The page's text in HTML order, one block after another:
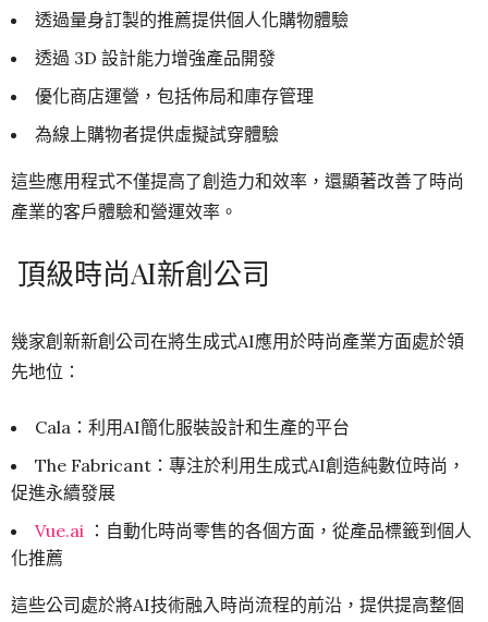
透過量身訂製的推薦提供個人化購物體驗
透過 3D 設計能力增強產品開發
優化商店運營，包括佈局和庫存管理
為線上購物者提供虛擬試穿體驗
這些應用程式不僅提高了創造力和效率，還顯著改善了時尚
產業的客戶體驗和營運效率。
頂級時尚AI新創公司
幾家創新新創公司在將生成式AI應用於時尚產業方面處於領
先地位：
Cala：利用AI簡化服裝設計和生產的平台
The Fabricant：專注於利用生成式AI創造純數位時尚，
促進永續發展
Vue.ai ：自動化時尚零售的各個方面，從產品標籤到個人
化推薦
這些公司處於將AI技術融入時尚流程的前沿，提供提高整個